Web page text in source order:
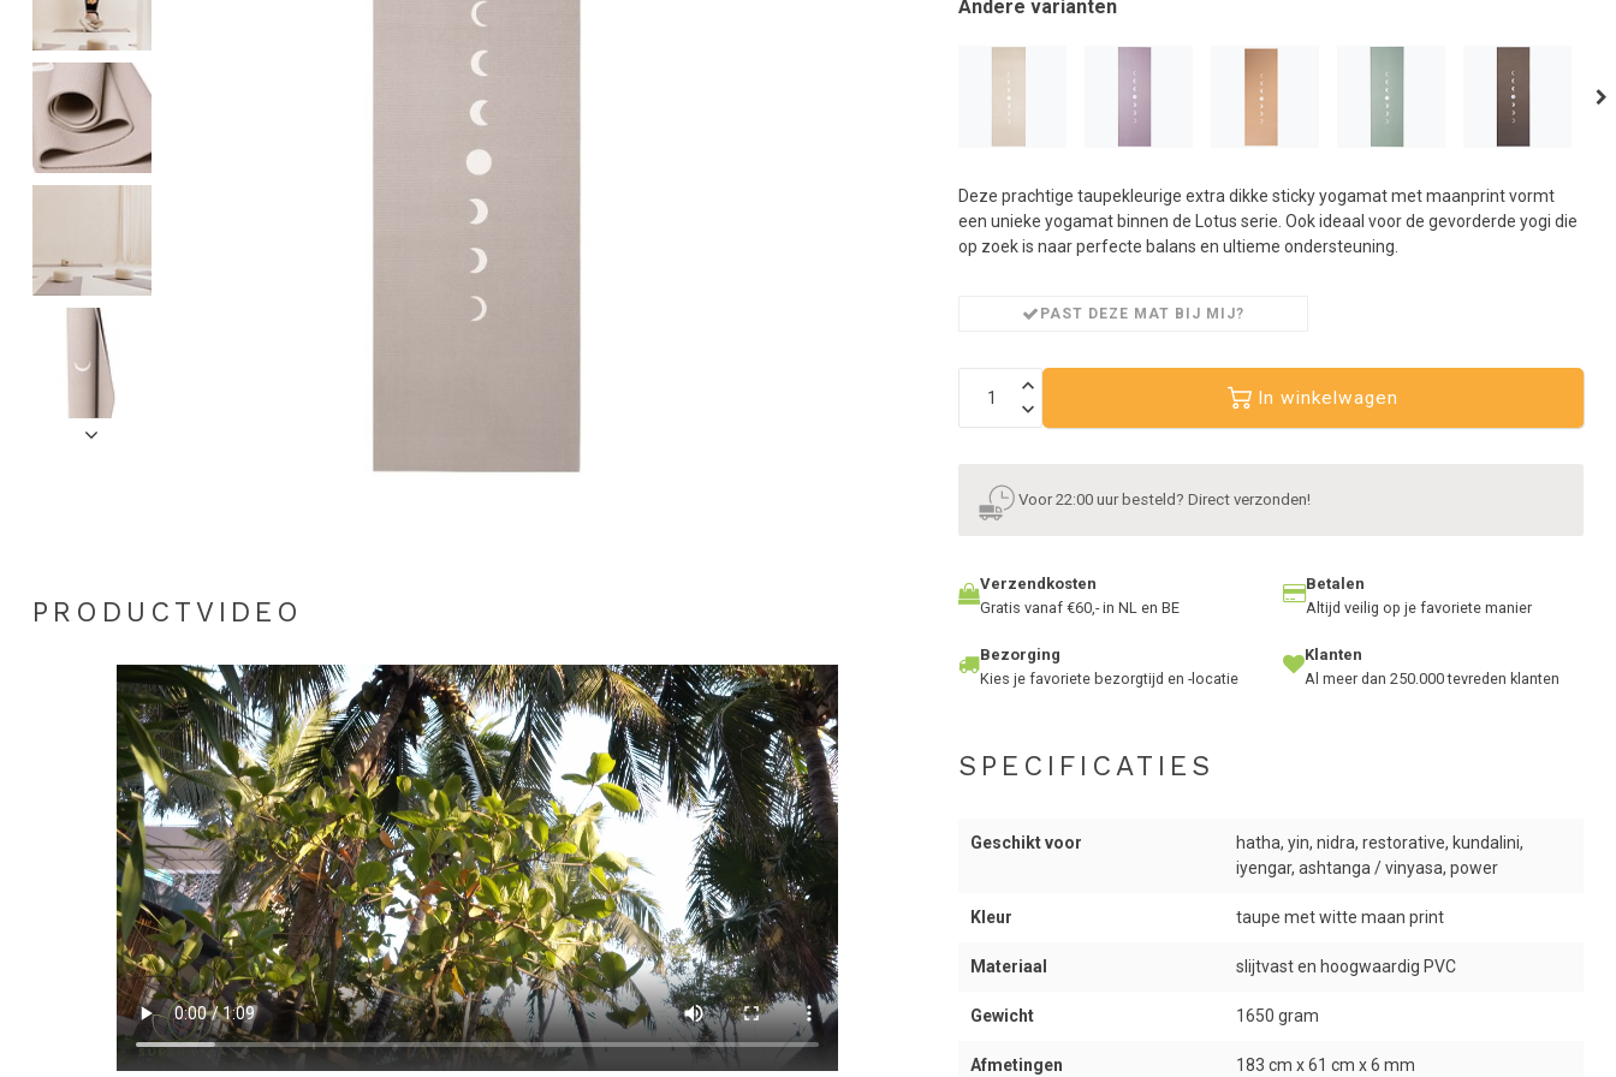
naar
zoekresultaat
met
aanraaktoetsen
werkt,
u
PRODUCTVIDEO
Andere varianten
Deze prachtige taupekleurige extra dikke sticky yogamat met maanprint vormt
een unieke yogamat binnen de Lotus serie. Ook ideaal voor de gevorderde yogi die
op zoek is naar perfecte balans en ultieme ondersteuning.
PAST DEZE MAT BIJ MIJ?
In winkelwagen
Voor 22:00 uur besteld? Direct verzonden!
Verzendkosten
Gratis vanaf €60,- in NL en BE
Betalen
Altijd veilig op je favoriete manier
Bezorging
Kies je favoriete bezorgtijd en -locatie
Klanten
Al meer dan 250.000 tevreden klanten
SPECIFICATIES
Geschikt voor
hatha, yin, nidra, restorative, kundalini,
iyengar, ashtanga / vinyasa, power
Kleur taupe met witte maan print
Materiaal slijtvast en hoogwaardig PVC
Gewicht 1650 gram
Afmetingen 183 cm x 61 cm x 6 mm